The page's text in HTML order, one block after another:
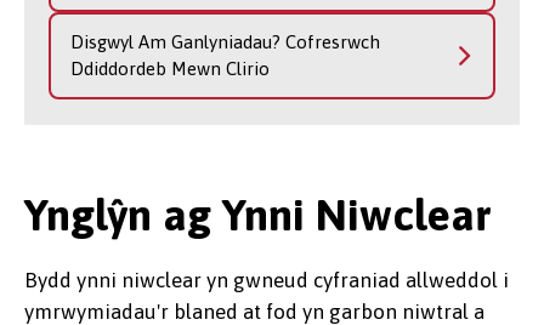
Disgwyl Am Ganlyniadau? Cofresrwch
Ddiddordeb Mewn Clirio
Ynglŷn ag Ynni Niwclear
Bydd ynni niwclear yn gwneud cyfraniad allweddol i
ymrwymiadau'r blaned at fod yn garbon niwtral a